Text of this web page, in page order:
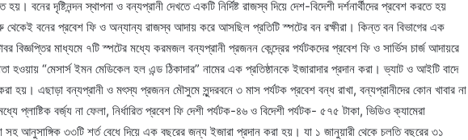
বনের দৃষ্টিনন্দন স্থাপনা ও বন্যপ্রানী দেখতে একটি নির্দিষ্ট রাজস্ব দিয়ে দেশ-বিদেশী দর্শনার্থীদের প্রবেশ করতে হয়
থেকেই বনের প্রবেশ ফি ও অন্যান্য রাজস্ব আদায় করে আসছিল প্রতিটি স্পটের বন রক্ষীরা। কিন্ত বন বিভাগের এক
বিজ্ঞপ্তির মাধ্যমে ৭টি স্পটের মধ্যে করমজল বন্যপ্রানী প্রজনন কেন্দ্রের পর্যটকদের প্রবেশ ফি ও সার্ভিস চার্জ আদায়রে
হওয়ায় “মেসার্স ইমন মেডিকেল হল এন্ড ঠিকাদার” নামের এক প্রতিষ্ঠানকে ইজারাদার প্রদান করা। ভ্যাট ও আইটি বাদে
হয়। এছাড়া বন্যপ্রানী ও মৎস্য প্রজনন মৌসুমে সুন্দরবনে ৩ মাস পর্যটক প্রবেশ বন্ধ রাখা, বন্যপ্রানীদের কোন খাবার না
প্লাষ্টিক বর্জ্য না ফেলা, নির্ধারিত প্রবেশ ফি দেশী পর্যটক-৪৬ ও বিদেশী পর্যটক- ৫৭৫ টাকা, ভিডিও ক্যামেরা
আনুসাঙ্গিক ৩৩টি শর্ত বেধে দিয়ে এক বছরের জন্য ইজারা প্রদান করা হয়। যা ১ জানুয়ারী থেকে চলতি বছরের ৩১